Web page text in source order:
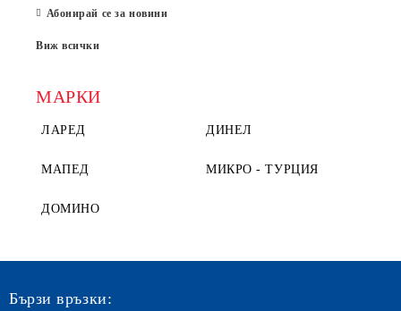
Абонирай се за новини
Виж всички
МАРКИ
ЛАРЕД ДИНЕЛ
МАПЕД МИКРО - ТУРЦИЯ
ДОМИНО
Бързи връзки: